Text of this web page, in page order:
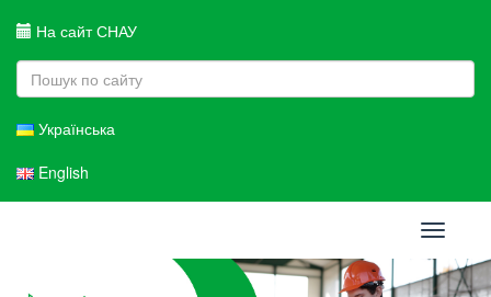
На сайт СНАУ
Українська
English
Toggle